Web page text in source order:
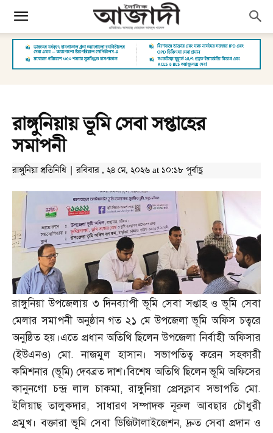
রাঙ্গুনিয়ায় ভূমি সেবা সপ্তাহের
সমাপনী
রাঙ্গুনিয়া প্রতিনিধি | রবিবার , ২৪ মে, ২০২৬ at ১০:১৮ পূর্বাহ্ণ
রাঙ্গুনিয়া উপজেলায় ৩ দিনব্যাপী ভূমি সেবা সপ্তাহ ও ভূমি সেবা
মেলার সমাপনী অনুষ্ঠান গত ২১ মে উপজেলা ভূমি অফিস চত্বরে
অনুষ্ঠিত হয়।এতে প্রধান অতিথি ছিলেন উপজেলা নির্বাহী অফিসার
(ইউএনও)মো.নাজমুল হাসান। সভাপতিত্ব করেন সহকারী
কমিশনার (ভূমি)দেবব্রত দাশ।বিশেষ অতিথি ছিলেন ভূমি অফিসের
কানুনগো চন্দ্র লাল চাকমা,রাঙ্গুনিয়া প্রেসক্লাব সভাপতি মো.
ইলিয়াছ তালুকদার,সাধারণ সম্পাদক নূরুল আবছার চৌধুরী
প্রমুখ। বক্তারা ভূমি সেবা ডিজিটালাইজেশন,দ্রুত সেবা প্রদান ও